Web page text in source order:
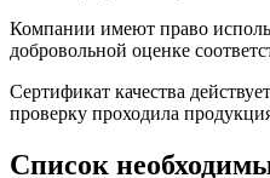
Компании имеют право
добровольной оценке
Сертификат качества
проверку проходила
Список